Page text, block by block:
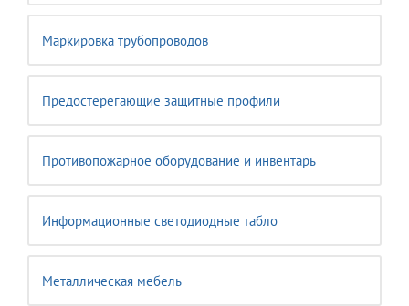
Маркировка трубопроводов
Предостерегающие защитные профили
Противопожарное оборудование и инвентарь
Информационные светодиодные табло
Металлическая мебель